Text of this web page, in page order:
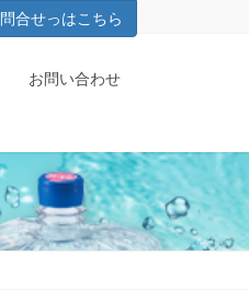
合せっはこちら
お問い合わせ